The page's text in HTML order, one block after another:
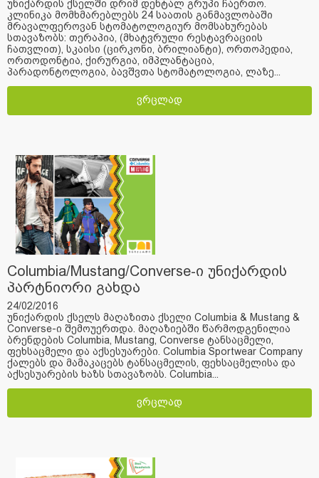
უნიქარდის ქსელში დრიმ დენტალ გრუპი ჩაერთო.
კლინიკა მომხმარებლებს 24 საათის განმავლობაში
მრავალფეროვან სტომატოლოგიურ მომსახურებას
სთავაზობს: თერაპია, (მხატვრული რესტავრაციის
ჩათვლით), სკაისი (ცირკონი, ბრილიანტი), ორთოპედია,
ორთოდონტია, ქირურგია, იმპლანტაცია,
პარადონტოლოგია, ბავშვთა სტომატოლოგია, ლაზე...
ვრცლად
Columbia/Mustang/Converse-ი უნიქარდის
პარტნიორი გახდა
24/02/2016
უნიქარდის ქსელს მაღაზითა ქსელი Columbia & Mustang &
Converse-ი შემოუერთდა. მაღაზიებში წარმოდგენილია
ბრენდების Columbia, Mustang, Converse ტანსაცმელი,
ფეხსაცმელი და აქსესუარები. Columbia Sportwear Company
ქალებს და მამაკაცებს ტანსაცმელის, ფეხსაცმელისა და
აქსესუარების ხაზს სთავაზობს. Columbia...
ვრცლად